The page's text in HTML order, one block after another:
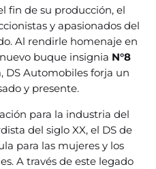
fin de su producción, el
y apasionados del
Al rendirle homenaje en
buque insignia N°8
DS Automobiles forja un
y presente.
para la industria del
del siglo XX, el DS de
para las mujeres y los
A través de este legado